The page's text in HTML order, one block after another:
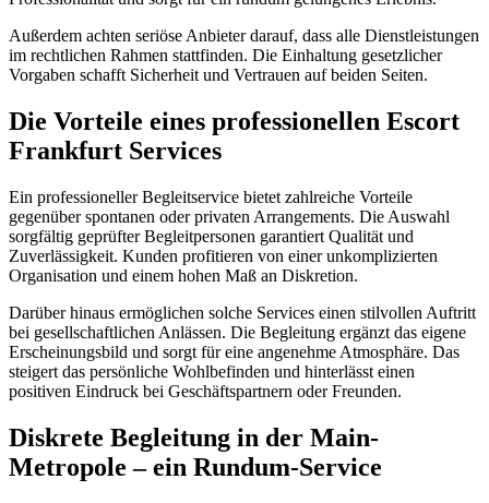
Außerdem achten seriöse Anbieter darauf, dass alle Dienstleistungen
im rechtlichen Rahmen stattfinden. Die Einhaltung gesetzlicher
Vorgaben schafft Sicherheit und Vertrauen auf beiden Seiten.
Die Vorteile eines professionellen Escort
Frankfurt Services
Ein professioneller Begleitservice bietet zahlreiche Vorteile
gegenüber spontanen oder privaten Arrangements. Die Auswahl
sorgfältig geprüfter Begleitpersonen garantiert Qualität und
Zuverlässigkeit. Kunden profitieren von einer unkomplizierten
Organisation und einem hohen Maß an Diskretion.
Darüber hinaus ermöglichen solche Services einen stilvollen Auftritt
bei gesellschaftlichen Anlässen. Die Begleitung ergänzt das eigene
Erscheinungsbild und sorgt für eine angenehme Atmosphäre. Das
steigert das persönliche Wohlbefinden und hinterlässt einen
positiven Eindruck bei Geschäftspartnern oder Freunden.
Diskrete Begleitung in der Main-
Metropole – ein Rundum-Service